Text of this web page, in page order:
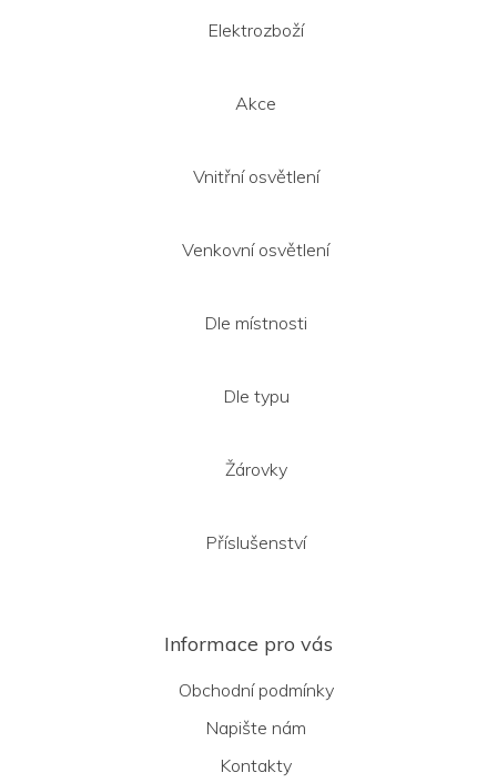
Elektrozboží
Akce
Vnitřní osvětlení
Venkovní osvětlení
Dle místnosti
Dle typu
Žárovky
Příslušenství
Informace pro vás
Obchodní podmínky
Napište nám
Kontakty